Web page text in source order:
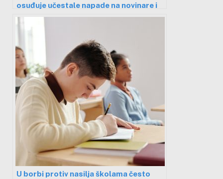
osuđuje učestale napade na novinare i
medije
U borbi protiv nasilja školama često